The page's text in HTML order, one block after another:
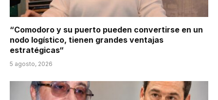
“Comodoro y su puerto pueden convertirse en un
nodo logístico, tienen grandes ventajas
estratégicas“
5 agosto, 2026